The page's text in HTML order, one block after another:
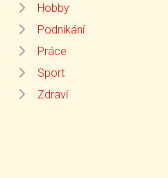
Hobby
Podnikání
Práce
Sport
Zdraví